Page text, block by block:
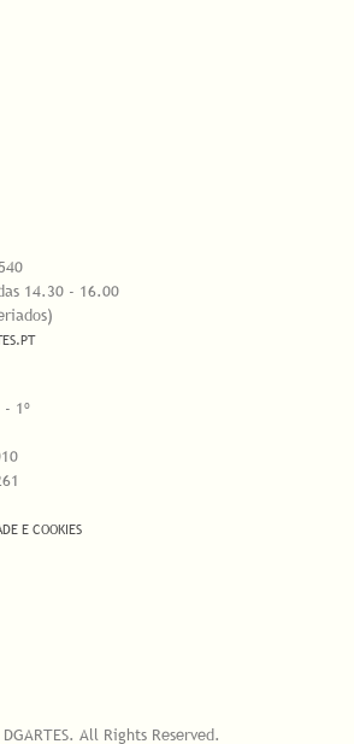
14.30 - 16.00
1º
E COOKIES
All Rights Reserved.